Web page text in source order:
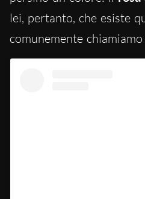
lei, pertanto, che esiste
comunemente